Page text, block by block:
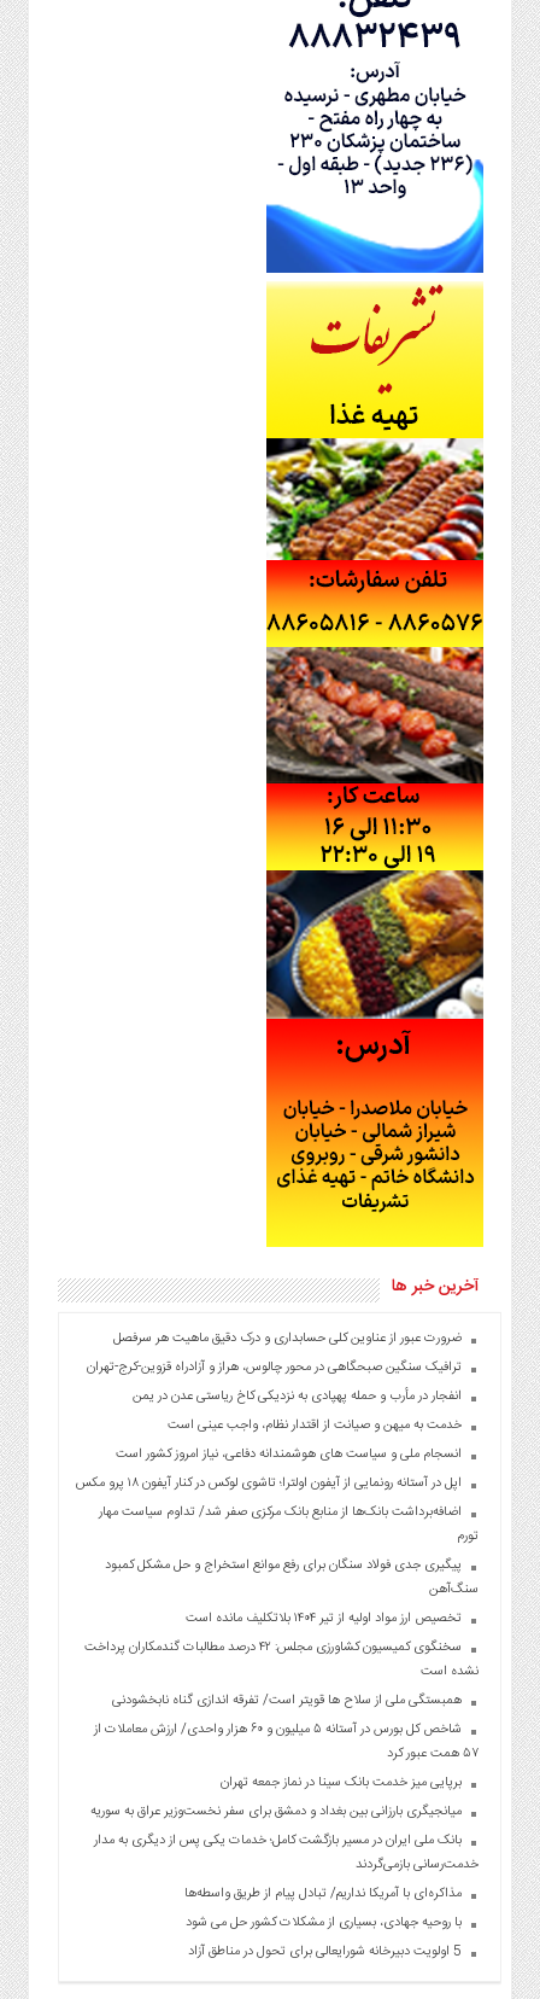
آخرین خبر ها
ضرورت عبور از عناوین کلی حسابداری و درک دقیق ماهیت هر سرفصل
ترافیک سنگین صبحگاهی در محور چالوس، هراز و آزادراه قزوین-کرج-تهران
انفجار در مأرب و حمله پهپادی به نزدیکی کاخ ریاستی عدن در یمن
خدمت به میهن و صیانت از اقتدار نظام، واجب عینی است
انسجام ملی و سیاست های هوشمندانه دفاعی، نیاز امروز کشور است
اپل در آستانه رونمایی از آیفون اولترا؛ تاشوی لوکس در کنار آیفون ۱۸ پرو مکس
اضافه‌برداشت بانک‌ها از منابع بانک مرکزی صفر شد/ تداوم سیاست مهار
تورم
پیگیری جدی فولاد سنگان برای رفع موانع استخراج و حل مشکل کمبود
سنگ‌آهن
تخصیص ارز مواد اولیه از تیر ۱۴۰۴ بلاتکلیف مانده است
سخنگوی کمیسیون کشاورزی مجلس: ۴۲ درصد مطالبات گندمکاران پرداخت
نشده است
همبستگی ملی از سلاح ها قویتر است/ تفرقه اندازی گناه نابخشودنی
شاخص کل بورس در آستانه ۵ میلیون و ۶۰ هزار واحدی/ ارزش معاملات از
۵۷ همت عبور کرد
برپایی میز خدمت بانک سینا در نماز جمعه تهران
میانجیگری بارزانی بین بغداد و دمشق برای سفر نخست‌وزیر عراق به سوریه
بانک ملی ایران در مسیر بازگشت کامل؛ خدمات یکی پس از دیگری به مدار
خدمت‌رسانی بازمی‌گردند
مذاکره‌ای با آمریکا نداریم/ تبادل پیام از طریق واسطه‌ها
با روحیه جهادی، بسیاری از مشکلات کشور حل می شود
5 اولویت دبیرخانه شورایعالی برای تحول در مناطق آزاد